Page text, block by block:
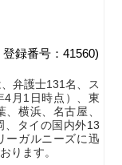
録番号：41560)
弁護士131名、ス
月1日時点）、東
横浜、名古屋、
、タイの国内外13
ーガルニーズに迅
ります。